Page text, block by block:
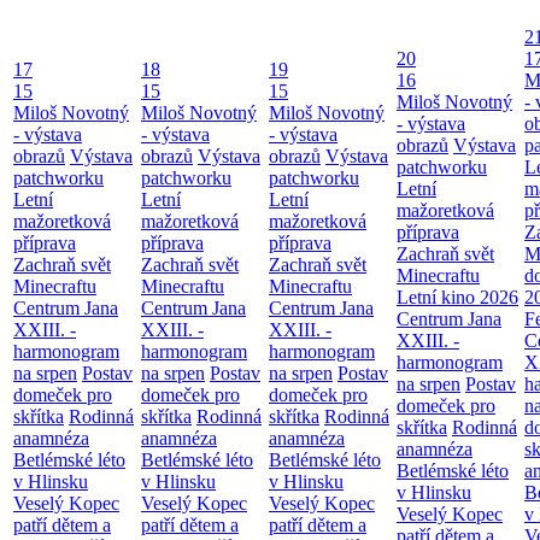
17
15
Miloš Novotný
- výstava
obrazů Výstava
patchworku
Letní
mažoretková
příprava
Zachraň svět
Minecraftu
Centrum Jana
XXIII. -
harmonogram
na srpen Postav
domeček pro
skřítka Rodinná
anamnéza
Betlémské léto
v Hlinsku
Veselý Kopec
patří dětem a
18
15
Miloš Novotný
- výstava
obrazů Výstava
patchworku
Letní
mažoretková
příprava
Zachraň svět
Minecraftu
Centrum Jana
XXIII. -
harmonogram
na srpen Postav
domeček pro
skřítka Rodinná
anamnéza
Betlémské léto
v Hlinsku
Veselý Kopec
patří dětem a
19
15
Miloš Novotný
- výstava
obrazů Výstava
patchworku
Letní
mažoretková
příprava
Zachraň svět
Minecraftu
Centrum Jana
XXIII. -
harmonogram
na srpen Postav
domeček pro
skřítka Rodinná
anamnéza
Betlémské léto
v Hlinsku
Veselý Kopec
patří dětem a
20
16
Miloš Novotný
- výstava
obrazů Výstava
patchworku
Letní
mažoretková
příprava
Zachraň svět
Minecraftu
Letní kino 2026
Centrum Jana
XXIII. -
harmonogram
na srpen Postav
domeček pro
skřítka Rodinná
anamnéza
Betlémské léto
v Hlinsku
Veselý Kopec
patří dětem a
-
v